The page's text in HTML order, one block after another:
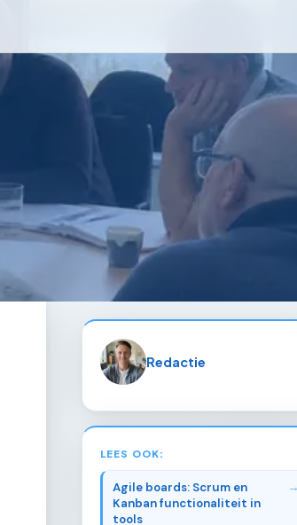
Redactie
LEES OOK:
Agile boards: Scrum en
Kanban functionaliteit in
tools